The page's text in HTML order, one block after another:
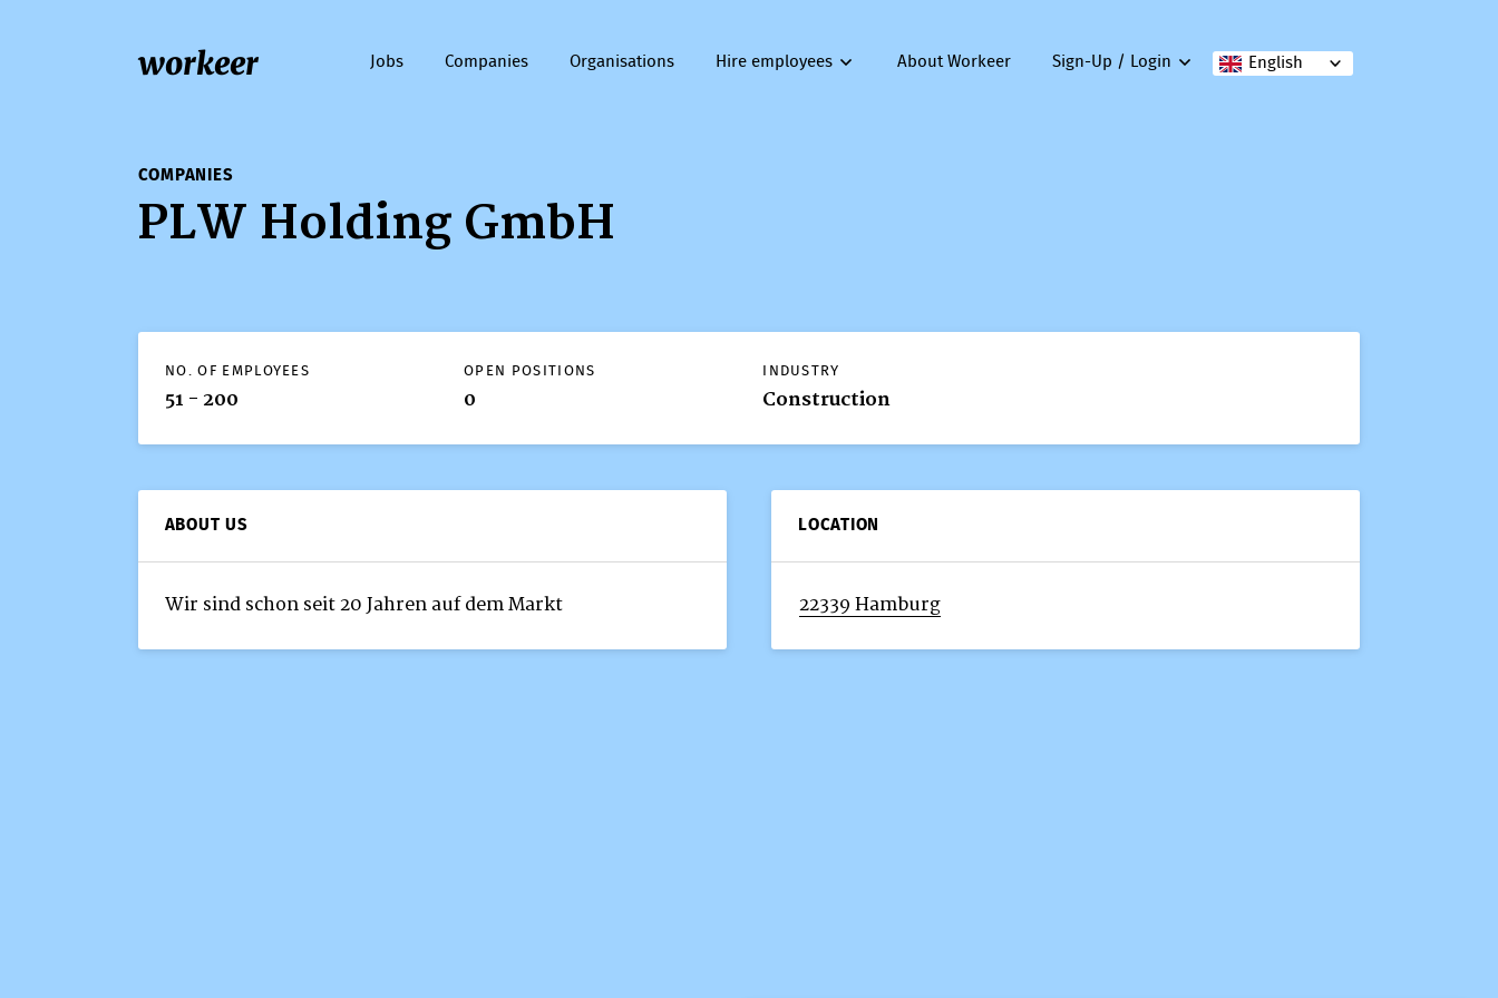
workeer English
Jobs Companies Organisations Hire employees About Workeer Sign-Up / Login
COMPANIES
PLW Holding GmbH
NO. OF EMPLOYEES
51 - 200
OPEN POSITIONS
0
INDUSTRY
Construction
ABOUT US
Wir sind schon seit 20 Jahren auf dem Markt
LOCATION
22339 Hamburg